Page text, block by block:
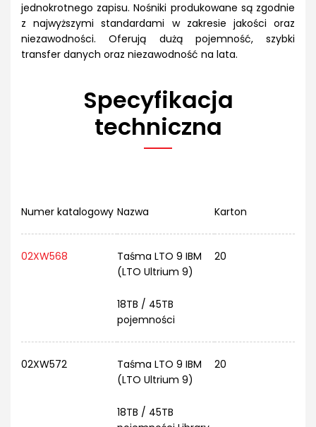
jednokrotnego zapisu. Nośniki produkowane są zgodnie
z najwyższymi standardami w zakresie jakości oraz
niezawodności. Oferują dużą pojemność, szybki
transfer danych oraz niezawodność na lata.
Specyfikacja
techniczna
Numer katalogowy Nazwa Karton
02XW568
Taśma LTO 9 IBM
(LTO Ultrium 9)
18TB / 45TB
pojemności
20
02XW572
Taśma LTO 9 IBM
(LTO Ultrium 9)
18TB / 45TB
20